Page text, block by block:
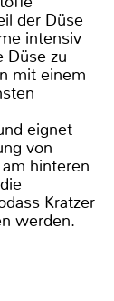
der Düse
intensiv
Düse zu
mit einem
eignet
von
hinteren
Kratzer
werden.